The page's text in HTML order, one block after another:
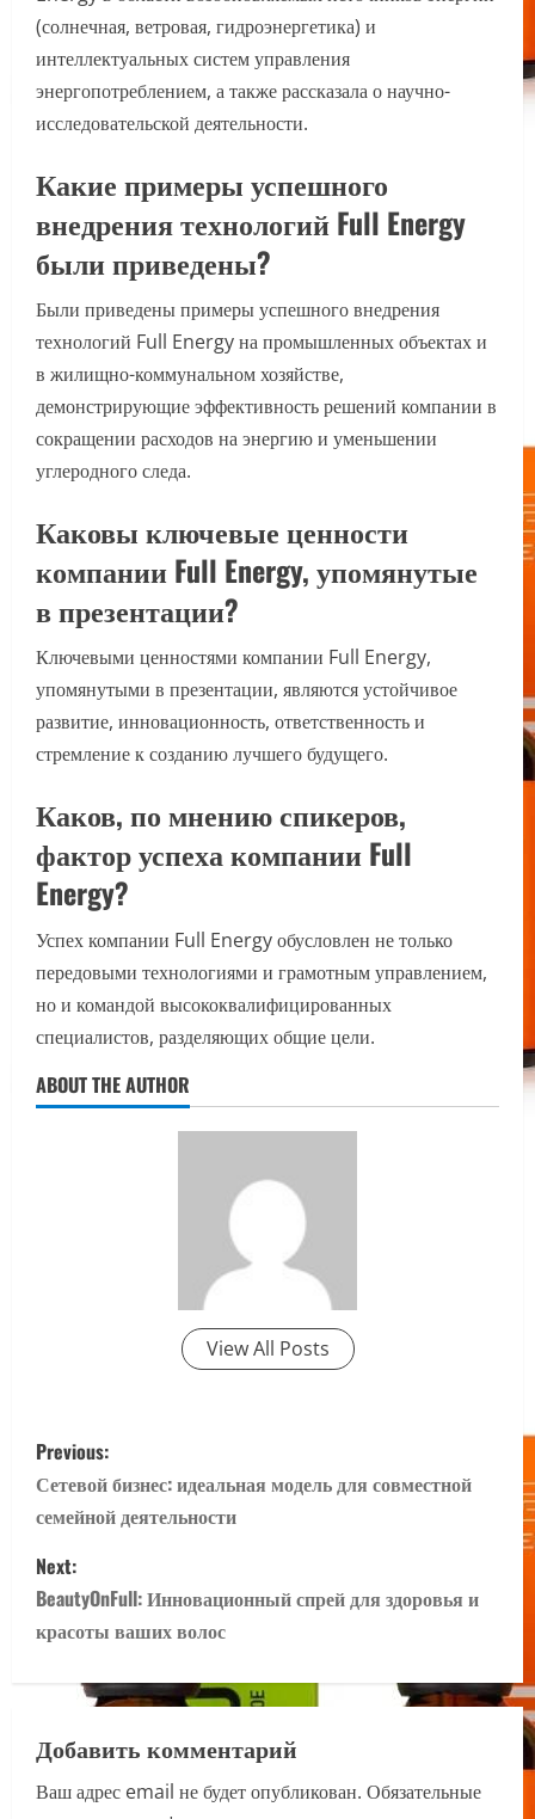
(солнечная, ветровая, гидроэнергетика) и
интеллектуальных систем управления
энергопотреблением, а также рассказала о научно-
исследовательской деятельности.
Какие примеры успешного
внедрения технологий Full Energy
были приведены?
Были приведены примеры успешного внедрения
технологий Full Energy на промышленных объектах и
в жилищно-коммунальном хозяйстве,
демонстрирующие эффективность решений компании в
сокращении расходов на энергию и уменьшении
углеродного следа.
Каковы ключевые ценности
компании Full Energy, упомянутые
в презентации?
Ключевыми ценностями компании Full Energy,
упомянутыми в презентации, являются устойчивое
развитие, инновационность, ответственность и
стремление к созданию лучшего будущего.
Каков, по мнению спикеров,
фактор успеха компании Full
Energy?
Успех компании Full Energy обусловлен не только
передовыми технологиями и грамотным управлением,
но и командой высококвалифицированных
специалистов, разделяющих общие цели.
ABOUT THE AUTHOR
View All Posts
P
o
s
t
n
v
i
Previous:
Сетевой бизнес: идеальная модель для совместной
семейной деятельности
Next:
BeautyOnFull: Инновационный спрей для здоровья и
красоты ваших волос
Добавить комментарий
Ваш адрес email не будет опубликован. Обязательные